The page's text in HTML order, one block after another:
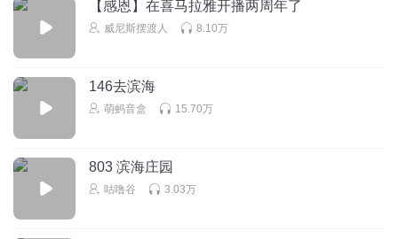
【感恩】在喜马拉雅开播两周年了
威尼斯摆渡人 8.10万
146去滨海
萌蚂音盒 15.70万
803 滨海庄园
咕噜谷 3.03万